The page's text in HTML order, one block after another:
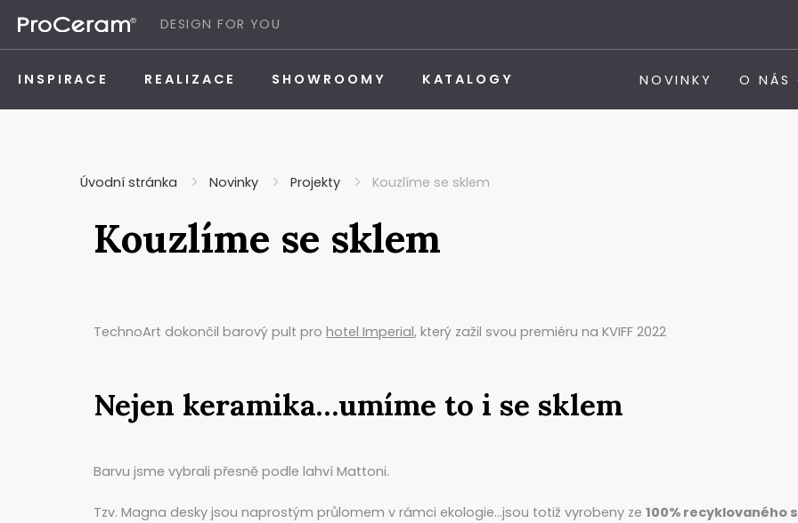
DESIGN FOR YOU
INSPIRACE REALIZACE SHOWROOMY KATALOGY NOVINKY O NÁS
Úvodní stránka Novinky Projekty Kouzlíme se sklem
Kouzlíme se sklem
TechnoArt dokončil barový pult pro hotel Imperial, který zažil svou premiéru na KVIFF 2022
Nejen keramika…umíme to i se sklem
Barvu jsme vybrali přesně podle lahví Mattoni.
Tzv. Magna desky jsou naprostým průlomem v rámci ekologie…jsou totiž vyrobeny ze 100% recyklovaného